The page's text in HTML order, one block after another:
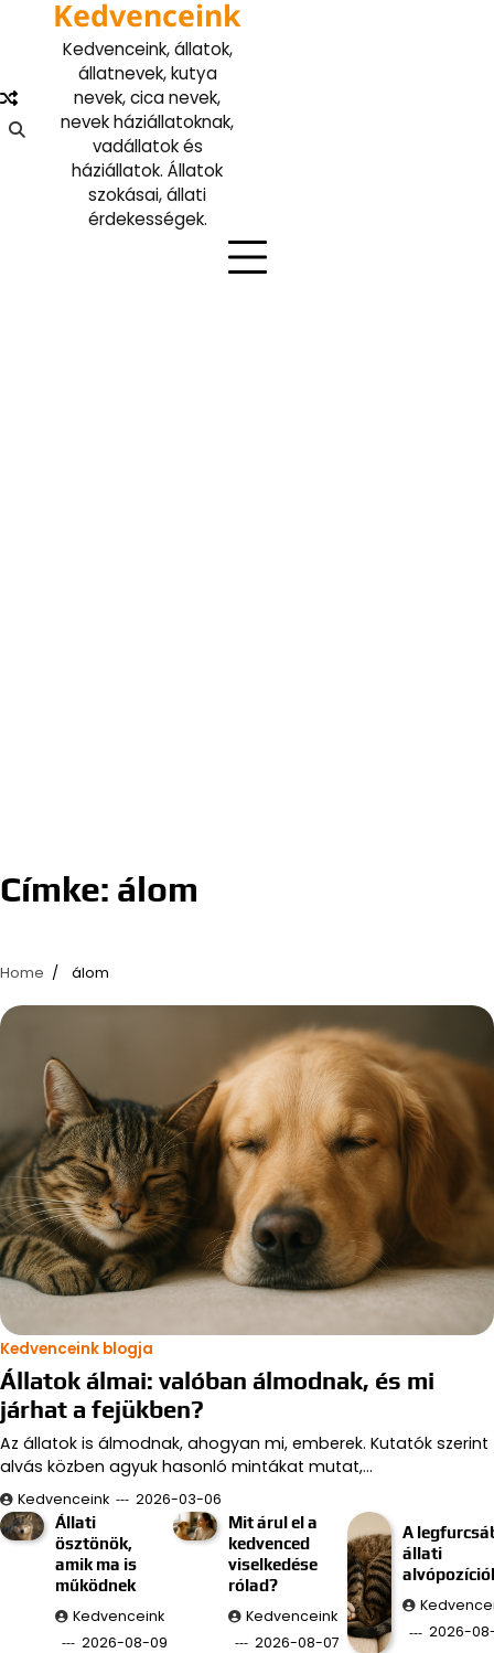
Kedvenceink
Kedvenceink, állatok,
állatnevek, kutya
nevek, cica nevek,
nevek háziállatoknak,
vadállatok és
háziállatok. Állatok
szokásai, állati
érdekességek.
Címke: álom
Home álom
Kedvenceink blogja
Állatok álmai: valóban álmodnak, és mi
járhat a fejükben?
Az állatok is álmodnak, ahogyan mi, emberek. Kutatók szerint
alvás közben agyuk hasonló mintákat mutat,…
Kedvenceink
2026-03-06
Állati
ösztönök,
amik ma is
működnek
Kedvenceink
2026-08-09
Mit árul el a
kedvenced
viselkedése
rólad?
Kedvenceink
2026-08-07
A
állati
2026-